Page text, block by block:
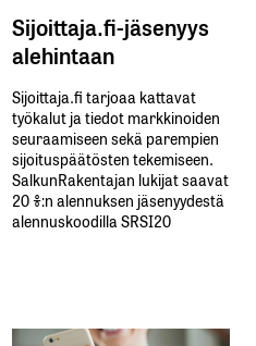
Sijoittaja.fi-jäsenyys
alehintaan
Sijoittaja.fi tarjoaa kattavat
työkalut ja tiedot markkinoiden
seuraamiseen sekä parempien
sijoituspäätösten tekemiseen.
SalkunRakentajan lukijat saavat
20 %:n alennuksen jäsenyydestä
alennuskoodilla SRSI20